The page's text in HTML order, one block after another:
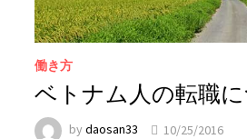
働き方
ベトナム人の転職
bydaosan33 10/25/2016